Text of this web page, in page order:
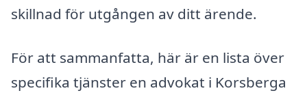
skillnad för utgången av ditt ärende.
För att sammanfatta, här är en lista över
specifika tjänster en advokat i Korsberga